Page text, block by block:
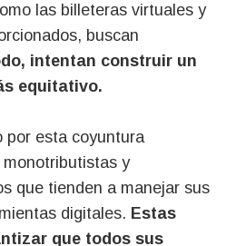
las billeteras virtuales y
buscan
intentan construir un
equitativo.
por esta coyuntura
y
que tienden a manejar sus
digitales. Estas
que todos sus